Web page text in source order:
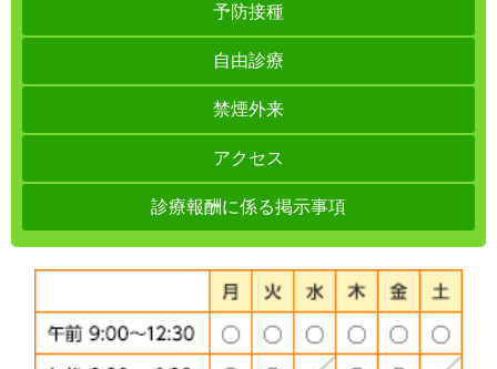
予防接種
自由診療
禁煙外来
アクセス
診療報酬に係る掲示事項